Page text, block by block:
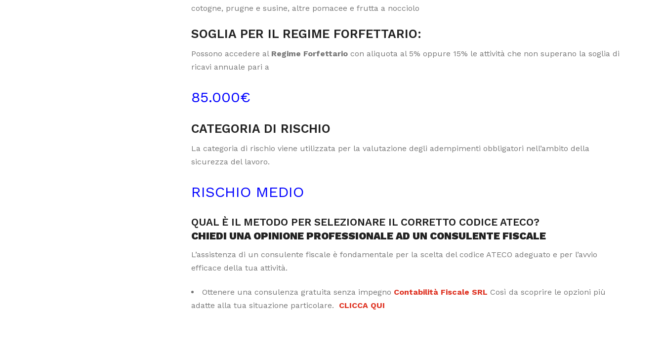
cotogne, prugne e susine, altre pomacee e frutta a nocciolo
SOGLIA PER IL REGIME FORFETTARIO:
Possono accedere al Regime Forfettario con aliquota al 5% oppure 15% le attività che non superano la soglia di
ricavi annuale pari a
85.000€
CATEGORIA DI RISCHIO
La categoria di rischio viene utilizzata per la valutazione degli adempimenti obbligatori nell’ambito della
sicurezza del lavoro.
RISCHIO MEDIO
QUAL È IL METODO PER SELEZIONARE IL CORRETTO CODICE ATECO?
CHIEDI UNA OPINIONE PROFESSIONALE AD UN CONSULENTE FISCALE
L’assistenza di un consulente fiscale è fondamentale per la scelta del codice ATECO adeguato e per l’avvio
efficace della tua attività.
Ottenere una consulenza gratuita senza impegno Contabilità Fiscale SRL Così da scoprire le opzioni più
adatte alla tua situazione particolare. CLICCA QUI